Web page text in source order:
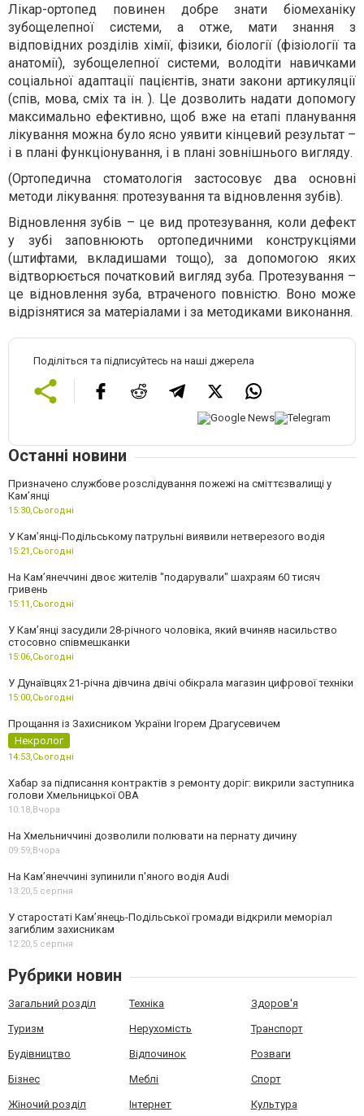
Лікар-ортопед повинен добре знати біомеханіку
зубощелепної системи, а отже, мати знання з
відповідних розділів хімії, фізики, біології (фізіології та
анатомії), зубощелепної системи, володіти навичками
соціальної адаптації пацієнтів, знати закони артикуляції
(спів, мова, сміх та ін. ). Це дозволить надати допомогу
максимально ефективно, щоб вже на етапі планування
лікування можна було ясно уявити кінцевий результат –
і в плані функціонування, і в плані зовнішнього вигляду.
(Ортопедична стоматологія застосовує два основні
методи лікування: протезування та відновлення зубів).
Відновлення зубів – це вид протезування, коли дефект
у зубі заповнюють ортопедичними конструкціями
(штифтами, вкладишами тощо), за допомогою яких
відтворюється початковий вигляд зуба. Протезування –
це відновлення зуба, втраченого повністю. Воно може
відрізнятися за матеріалами і за методиками виконання.
Поділіться та підписуйтесь на наші джерела
Останні новини
Призначено службове розслідування пожежі на сміттєзвалищі у
Кам’янці
15:30,Сьогодні
У Кам’янці-Подільському патрульні виявили нетверезого водія
15:21,Сьогодні
На Камʼянеччині двоє жителів "подарували" шахраям 60 тисяч
гривень
15:11,Сьогодні
У Камʼянці засудили 28-річного чоловіка, який вчиняв насильство
стосовно співмешканки
15:06,Сьогодні
У Дунаївцях 21-річна дівчина двічі обікрала магазин цифрової техніки
15:00,Сьогодні
Прощання із Захисником України Ігорем Драгусевичем
Некролог
14:53,Сьогодні
Хабар за підписання контрактів з ремонту доріг: викрили заступника
голови Хмельницької ОВА
10:18, Вчора
На Хмельниччині дозволили полювати на пернату дичину
09:59, Вчора
На Камʼянеччині зупинили п'яного водія Audi
13:20,5 серпня
У старостаті Кам’янець-Подільської громади відкрили меморіал
загиблим захисникам
12:20,5 серпня
Рубрики новин
Загальний розділ Техніка Здоров'я
Туризм Нерухомість Транспорт
Будівництво Відпочинок Розваги
Бізнес Меблі Спорт
Жіночий розділ Інтернет Культура